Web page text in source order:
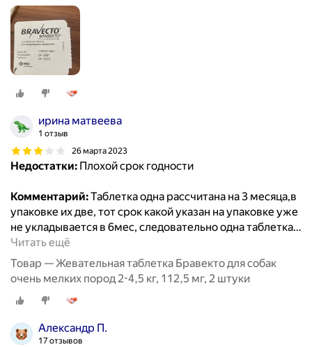
ирина матвеева
1 отзыв
26 марта 2023
Недостатки: Плохой срок годности
Комментарий:Таблетка одна рассчитана на 3 месяца,в
упаковке их две, тот срок какой указан на упаковке уже
не укладывается в 6мес, следовательно одна таблетка…
Читать ещё
Товар — Жевательная таблетка Бравекто для собак
очень мелких пород 2-4,5 кг, 112,5 мг, 2 штуки
Александр П.
17 отзывов